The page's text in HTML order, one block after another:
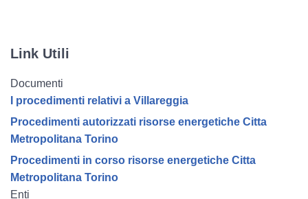
Link Utili
Documenti
I procedimenti relativi a Villareggia
Procedimenti autorizzati risorse energetiche Citta
Metropolitana Torino
Procedimenti in corso risorse energetiche Citta
Metropolitana Torino
Enti